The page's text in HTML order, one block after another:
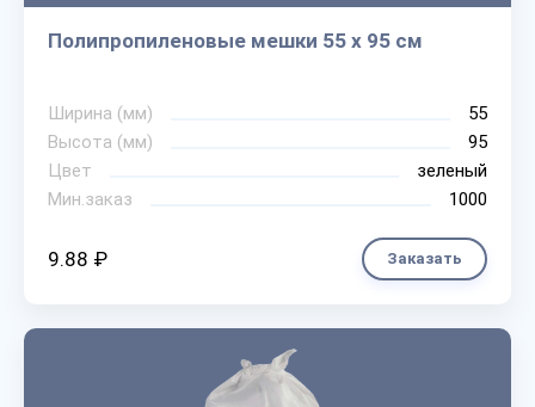
Полипропиленовые мешки 55 х 95 см
Ширина (мм)
55
Высота (мм)
95
Цвет
зеленый
Мин.заказ
1000
9.88 ₽ Заказать